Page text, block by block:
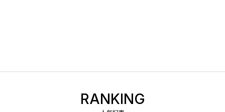
RANKING